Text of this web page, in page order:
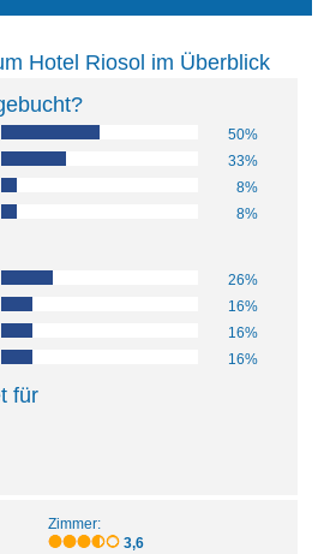
Hotel Riosol im Überblick
50%
33%
8%
8%
26%
16%
16%
16%
für
Zimmer:
3,6